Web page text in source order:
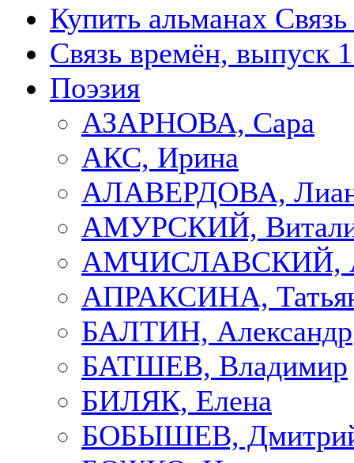
Купить альманах
Связь времён, выпуск
Поэзия
АЗАРНОВА, Сара
АКС, Ирина
АЛАВЕРДОВА,
АМУРСКИЙ,
АМЧИСЛАВСКИЙ,
АПРАКСИНА,
БАЛТИН, Александр
БАТШЕВ, Владимир
БИЛЯК, Елена
БОБЫШЕВ,